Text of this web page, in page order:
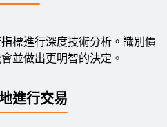
標進行深度技術分析。識別價
並做出更明智的決定。
進行交易